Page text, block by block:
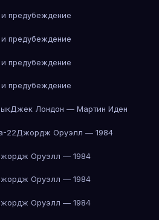
предубеждение
предубеждение
предубеждение
предубеждение
Джек Лондон — Мартин Иден
22Джордж Оруэлл — 1984
Оруэлл — 1984
Оруэлл — 1984
Оруэлл — 1984